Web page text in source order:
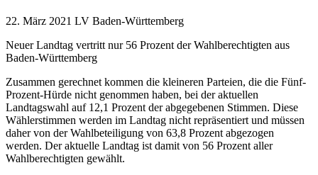
22. März 2021 LV Baden-Württemberg
Neuer Landtag vertritt nur 56 Prozent der Wahlberechtigten aus
Baden-Württemberg
Zusammen gerechnet kommen die kleineren Parteien, die die Fünf-
Prozent-Hürde nicht genommen haben, bei der aktuellen
Landtagswahl auf 12,1 Prozent der abgegebenen Stimmen. Diese
Wählerstimmen werden im Landtag nicht repräsentiert und müssen
daher von der Wahlbeteiligung von 63,8 Prozent abgezogen
werden. Der aktuelle Landtag ist damit von 56 Prozent aller
Wahlberechtigten gewählt.